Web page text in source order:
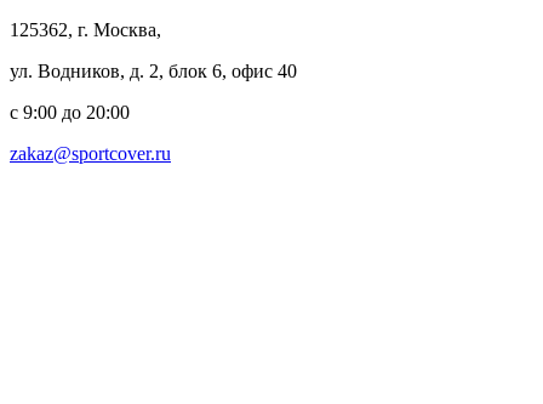
125362, г. Москва,
ул. Водников, д. 2, блок 6, офис 40
с 9:00 до 20:00
zakaz@sportcover.ru